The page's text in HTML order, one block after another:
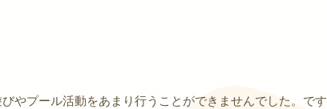
やプール活動をあまり行うことができませんでした。です